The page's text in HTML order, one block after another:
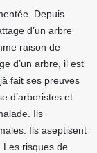
Depuis
d’un arbre
raison de
d’un arbre, il est
fait ses preuves
d’arboristes et
Ils
Ils aseptisent
Les risques de